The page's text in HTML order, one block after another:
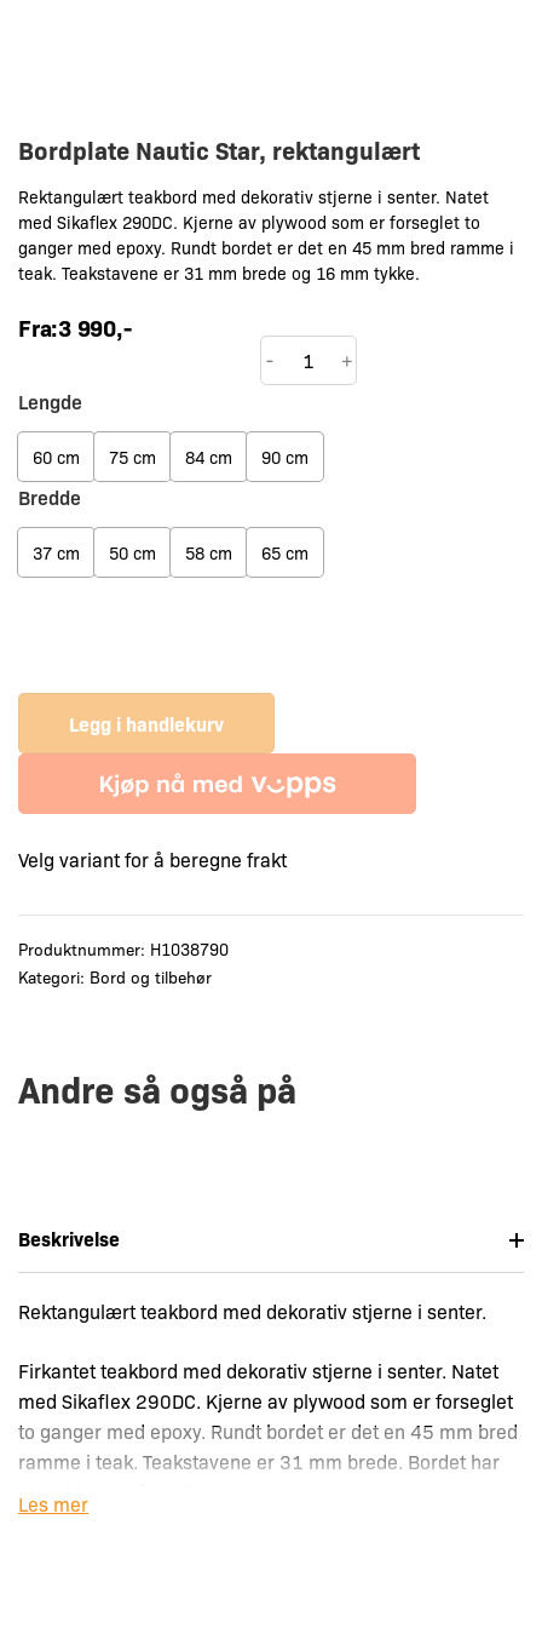
Bordplate Nautic Star, rektangulært
Rektangulært teakbord med dekorativ stjerne i senter. Natet
med Sikaflex 290DC. Kjerne av plywood som er forseglet to
ganger med epoxy. Rundt bordet er det en 45 mm bred ramme i
teak. Teakstavene er 31 mm brede og 16 mm tykke.
Fra:3 990,-
Bordplate
Nautic
rektangulært
antall
- +
Lengde
60 cm 75 cm 84 cm 90 cm
Bredde
37 cm 50 cm 58 cm 65 cm
Legg i handlekurv
Velg variant for å beregne frakt
Produktnummer: H1038790
Kategori: Bord og tilbehør
Andre så også på
Beskrivelse
Rektangulært teakbord med dekorativ stjerne i senter.
Firkantet teakbord med dekorativ stjerne i senter. Natet
med Sikaflex 290DC. Kjerne av plywood som er forseglet
to ganger med epoxy. Rundt bordet er det en 45 mm bred
ramme i teak. Teakstavene er 31 mm brede. Bordet har
Les mer